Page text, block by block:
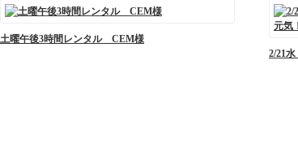
土曜午後3時間レンタル CEM様
2/21